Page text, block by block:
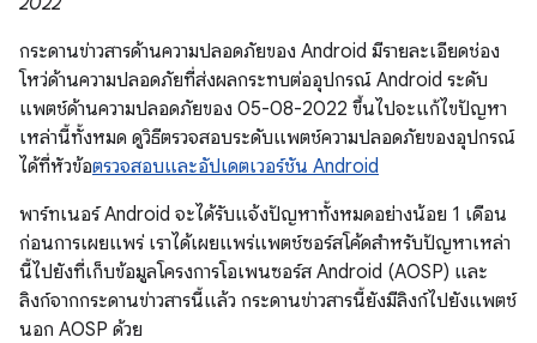
กระดานข่าวสารด้านความปลอดภัยของ Android มีรายละเอียดช่อง
โหว่ด้านความปลอดภัยที่ส่งผลกระทบต่ออุปกรณ์ Android ระดับ
แพตช์ด้านความปลอดภัยของ 05-08-2022 ขึ้นไปจะแก้ไขปัญหา
เหล่านี้ทั้งหมด ดูวิธีตรวจสอบระดับแพตช์ความปลอดภัยของอุปกรณ์
ได้ที่หัวข้อตรวจสอบและอัปเดตเวอร์ชัน Android
พาร์ทเนอร์ Android จะได้รับแจ้งปัญหาทั้งหมดอย่างน้อย 1 เดือน
ก่อนการเผยแพร่ เราได้เผยแพร่แพตช์ซอร์สโค้ดสำหรับปัญหาเหล่า
นี้ไปยังที่เก็บข้อมูลโครงการโอเพนซอร์ส Android (AOSP) และ
ลิงก์จากกระดานข่าวสารนี้แล้ว กระดานข่าวสารนี้ยังมีลิงก์ไปยังแพตช์
นอก AOSP ด้วย